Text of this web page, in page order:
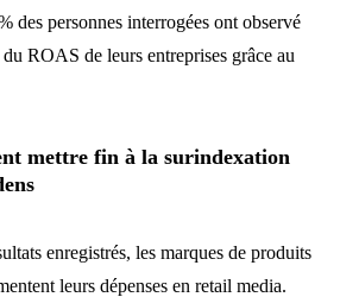
des personnes interrogées ont observé
ROAS de leurs entreprises grâce au
mettre fin à la surindexation
enregistrés, les marques de produits
leurs dépenses en retail media.